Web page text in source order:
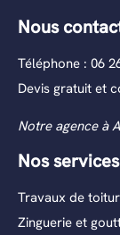
Nous
Téléphone : 06
Devis gratuit et
Notre agence à
Nos services
Travaux de
Zinguerie et